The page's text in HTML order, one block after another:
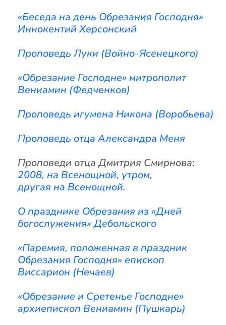
«Беседа на день Обрезания Господня»
Иннокентий Херсонский
Проповедь Луки (Войно-Ясенецкого)
«Обрезание Господне» митрополит
Вениамин (Федченков)
Проповедь игумена Никона (Воробьева)
Проповедь отца Александра Меня
Проповеди отца Дмитрия Смирнова:
2008, на Всенощной, утром,
другая на Всенощной.
О празднике Обрезания из «Дней
богослужения» Дебольского
«Паремия, положенная в праздник
Обрезания Господня» епископ
Виссарион (Нечаев)
«Обрезание и Сретенье Господне»
архиепископ Вениамин (Пушкарь)